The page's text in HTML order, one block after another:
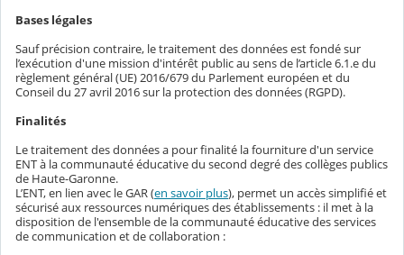
Bases légales
Sauf précision contraire, le traitement des données est fondé sur
l’exécution d'une mission d'intérêt public au sens de l’article 6.1.e du
règlement général (UE) 2016/679 du Parlement européen et du
Conseil du 27 avril 2016 sur la protection des données (RGPD).
Finalités
Le traitement des données a pour finalité la fourniture d'un service
ENT à la communauté éducative du second degré des collèges publics
de Haute-Garonne.
L’ENT, en lien avec le GAR (en savoir plus), permet un accès simplifié et
sécurisé aux ressources numériques des établissements : il met à la
disposition de l'ensemble de la communauté éducative des services
de communication et de collaboration :